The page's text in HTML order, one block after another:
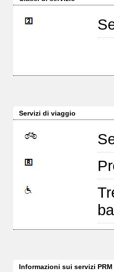
Servizi di viaggio
Informazioni sui servizi PRM